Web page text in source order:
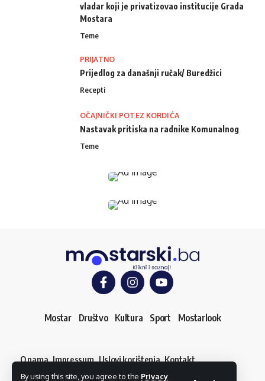
By using this site, you agree to the Privacy
vladar koji je privatizovao institucije Grada
Mostara
Teme
PRIJATNO
Prijedlog za današnji ručak/ Buredžici
Recepti
OČAJNIČKI POTEZ KORDIĆA
Nastavak pritiska na radnike Komunalnog
Teme
Mostar Društvo Kultura Sport Mostarlook
O nama Impressum Uslovi korištenja Kontakt
Dojavi vijest